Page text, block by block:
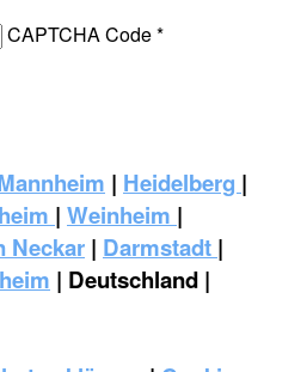
CAPTCHA Code*
| Heidelberg |
| Weinheim |
Neckar | Darmstadt |
| Deutschland |